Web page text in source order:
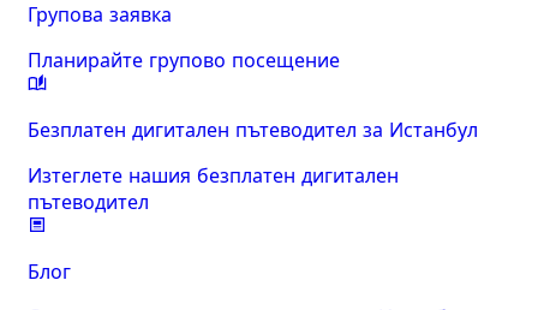
Групова заявка
Планирайте групово посещение
Безплатен дигитален пътеводител за Истанбул
Изтеглете нашия безплатен дигитален
пътеводител
Блог